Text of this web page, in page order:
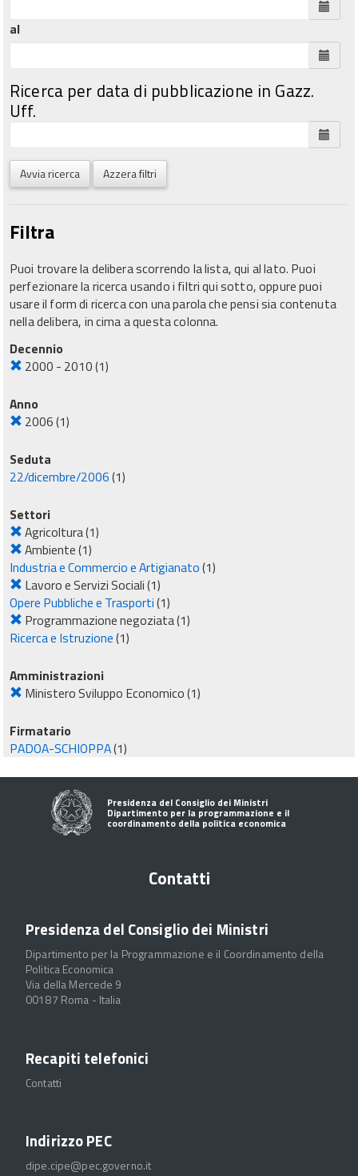
al
Ricerca per data di pubblicazione in Gazz.
Uff.
Avvia ricerca Azzera filtri
Filtra
Puoi trovare la delibera scorrendo la lista, qui al lato. Puoi
perfezionare la ricerca usando i filtri qui sotto, oppure puoi
usare il form di ricerca con una parola che pensi sia contenuta
nella delibera, in cima a questa colonna.
Decennio
2000 - 2010(1)
Anno
2006(1)
Seduta
22/dicembre/2006(1)
Settori
Agricoltura(1)
Ambiente(1)
Industria e Commercio e Artigianato(1)
Lavoro e Servizi Sociali(1)
Opere Pubbliche e Trasporti(1)
Programmazione negoziata(1)
Ricerca e Istruzione(1)
Amministrazioni
Ministero Sviluppo Economico(1)
Firmatario
PADOA-SCHIOPPA(1)
Presidenza del Consiglio dei Ministri
Dipartimento per la programmazione e il
coordinamento della politica economica
Contatti
Presidenza del Consiglio dei Ministri
Dipartimento per la Programmazione e il Coordinamento della
Politica Economica
Via della Mercede 9
00187 Roma - Italia
Recapiti telefonici
Contatti
Indirizzo PEC
dipe.cipe@pec.governo.it